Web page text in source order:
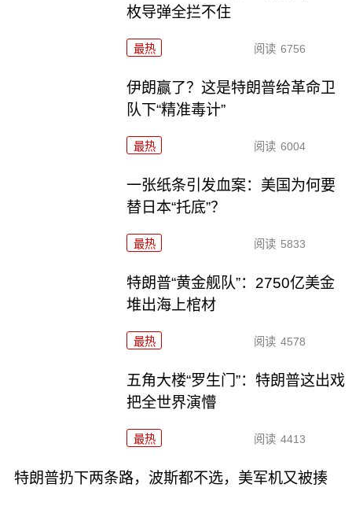
枚导弹全拦不住
最热 阅读 6756
伊朗赢了？这是特朗普给革命卫
队下“精准毒计”
最热 阅读 6004
一张纸条引发血案：美国为何要
替日本“托底”？
最热 阅读 5833
特朗普“黄金舰队”：2750亿美金
堆出海上棺材
最热 阅读 4578
五角大楼“罗生门”：特朗普这出戏
把全世界演懵
最热 阅读 4413
特朗普扔下两条路，波斯都不选，美军机又被揍